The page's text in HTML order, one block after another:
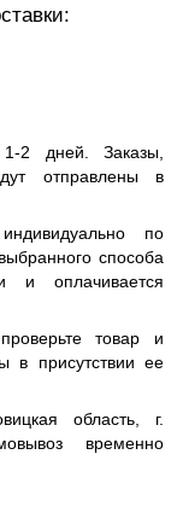
2 дней. Заказы,
отправлены в
по
способа
и оплачивается
товар и
в присутствии ее
область, г.
временно